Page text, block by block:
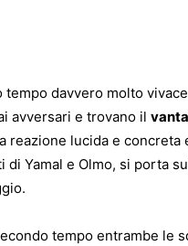
tempo davvero molto
avversari e trovano il
reazione lucida e
Yamal e Olmo, si porta
tempo entrambe le